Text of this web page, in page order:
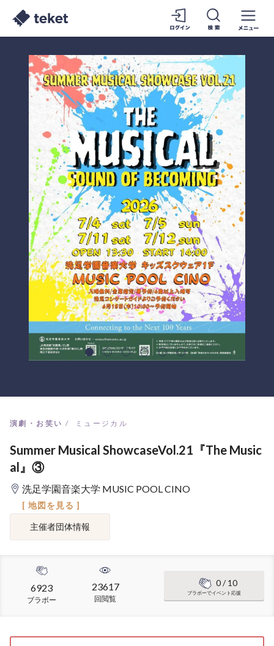
演劇・お笑い ミュージカル
Summer Musical ShowcaseVol.21『The Music
al』③
洗足学園音楽大学 MUSIC POOL CINO
[ 地図を見る ]
主催者団体情報
6923
ブラボー
23617
回閲覧
0/ 10
ブラボーでイベント応援